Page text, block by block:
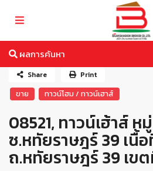
ผลการค้นหา
ขาย ทาวน์โฮม / ทาวน์เฮาส์
08521, ทาวน์เฮ้าส์ ห
ซ.หทัยราษฎร์ 39 เนื้อ
ถ.หทัยราษฎร์ 39 เข
Share Print